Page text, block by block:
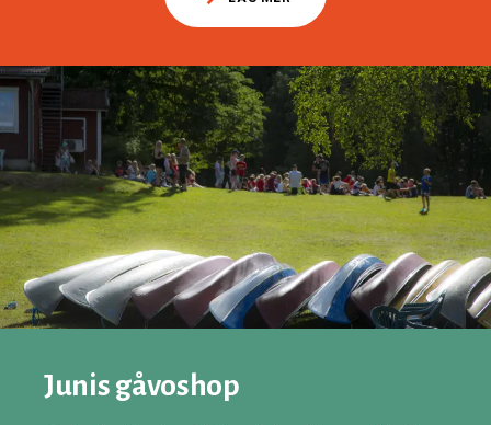
Junis gåvoshop